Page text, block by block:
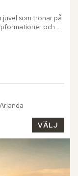
juvel som tronar på
och en
hisnande...
VÄLJ